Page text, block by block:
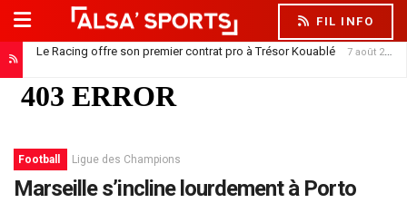
FIL INFO
Le Racing offre son premier contrat pro à Trésor Kouablé
7 août 2026
Kojo Oppong : le Racing entre dans la danse 6 août 2026
Football Ligue des Champions
Marseille s’incline lourdement à Porto